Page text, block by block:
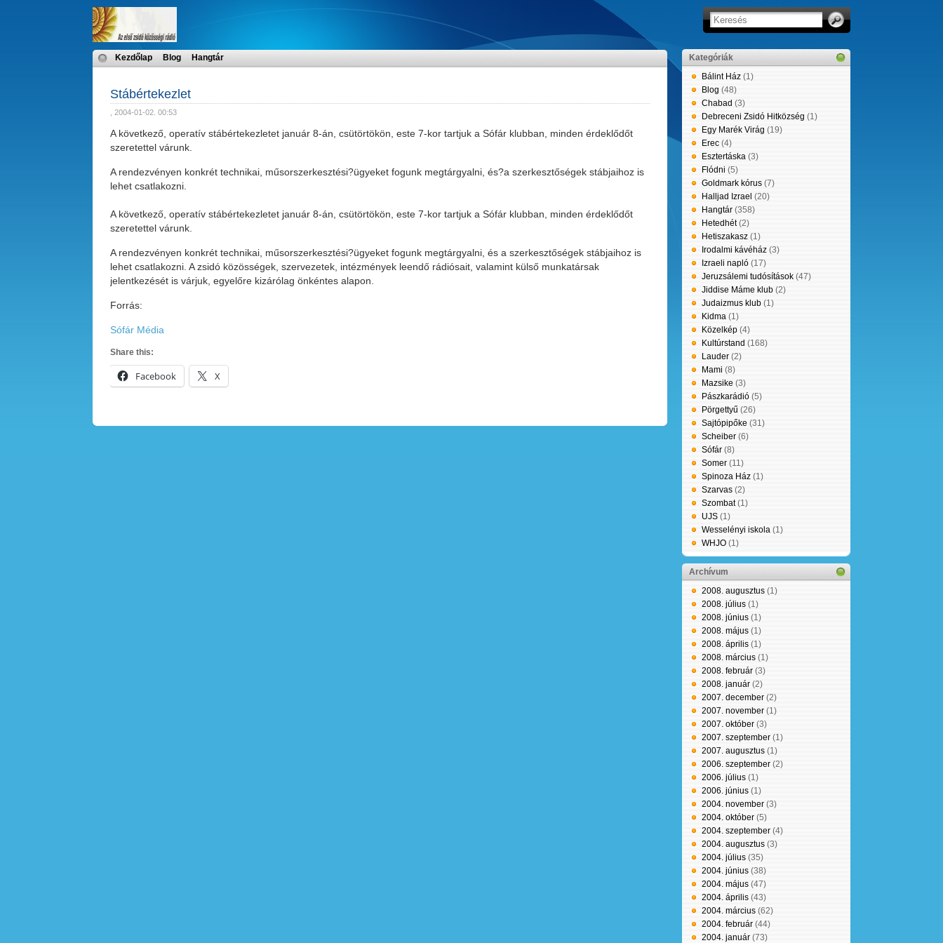
Kezdőlap Blog Hangtár
Stábértekezlet
, 2004-01-02. 00:53
A következő, operatív stábértekezletet január 8-án, csütörtökön, este 7-kor tartjuk a Sófár klubban, minden érdeklődőt
szeretettel várunk.
A rendezvényen konkrét technikai, műsorszerkesztési?ügyeket fogunk megtárgyalni, és?a szerkesztőségek stábjaihoz is
lehet csatlakozni.
A következő, operatív stábértekezletet január 8-án, csütörtökön, este 7-kor tartjuk a Sófár klubban, minden érdeklődőt
szeretettel várunk.
A rendezvényen konkrét technikai, műsorszerkesztési?ügyeket fogunk megtárgyalni, és a szerkesztőségek stábjaihoz is
lehet csatlakozni. A zsidó közösségek, szervezetek, intézmények leendő rádiósait, valamint külső munkatársak
jelentkezését is várjuk, egyelőre kizárólag önkéntes alapon.
Forrás:
Sófár Média
Share this:
Facebook X
Kategóriák
Bálint Ház (1)
Blog (48)
Chabad (3)
Debreceni Zsidó Hitközség (1)
Egy Marék Virág (19)
Erec (4)
Esztertáska (3)
Flódni (5)
Goldmark kórus (7)
Halljad Izrael (20)
Hangtár (358)
Hetedhét(2)
Hetiszakasz (1)
Irodalmi kávéház (3)
Izraeli napló (17)
Jeruzsálemi tudósítások (47)
Jiddise Máme klub (2)
Judaizmus klub (1)
Kidma (1)
Közelkép (4)
Kultúrstand (168)
Lauder (2)
Mami (8)
Mazsike (3)
Pászkarádió (5)
Pörgettyű (26)
Sajtópipőke (31)
Scheiber (6)
Sófár (8)
Somer (11)
Spinoza Ház (1)
Szarvas (2)
Szombat(1)
UJS (1)
Wesselényi iskola (1)
WHJO (1)
Archívum
2008. augusztus (1)
2008. július (1)
2008. június (1)
2008. május (1)
2008. április (1)
2008. március (1)
2008. február (3)
2008. január (2)
2007. december (2)
2007. november (1)
2007. október (3)
2007. szeptember (1)
2007. augusztus (1)
2006. szeptember (2)
2006. július (1)
2006. június (1)
2004. november (3)
2004. október (5)
2004. szeptember (4)
2004. augusztus (3)
2004. július (35)
2004. június (38)
2004. május (47)
2004. április (43)
2004. március (62)
2004. február (44)
2004. január (73)